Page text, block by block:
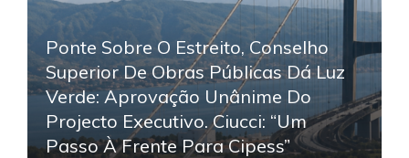
Ponte Sobre O Estreito, Conselho
Superior De Obras Públicas Dá Luz
Verde: Aprovação Unânime Do
Projecto Executivo. Ciucci: “Um
Passo À Frente Para Cipess”